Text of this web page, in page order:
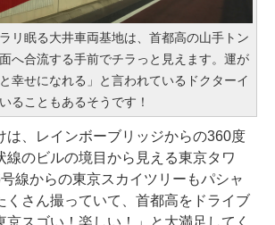
リ眠る大井車両基地は、首都高の山手トン
へ合流する手前でチラっと見えます。運が
幸せになれる」と言われているドクターイ
ることもあるそうです！
、レインボーブリッジからの360度
線のビルの境目から見える東京タワ
線からの東京スカイツリーもパシャ
くさん撮っていて、首都高をドライブ
京スゴい！楽しい！」と大満足してく